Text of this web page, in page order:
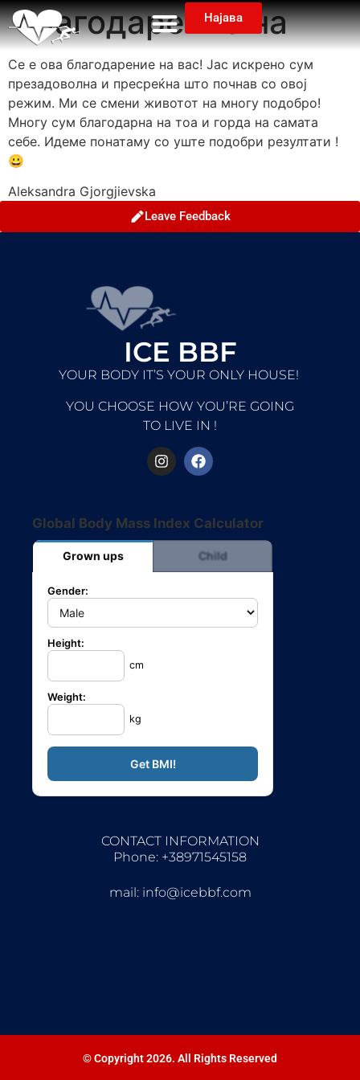
Најава
благодарение на
Се е ова благодарение на вас! Јас искрено сум
презадоволна и пресреќна што почнав со овој
режим. Ми се смени животот на многу подобро!
Многу сум благодарна на тоа и горда на самата
себе. Идеме понатаму со уште подобри резултати !
😀
Aleksandra Gjorgjievska
Leave Feedback
ICE BBF
YOUR BODY IT’S YOUR ONLY HOUSE!
YOU CHOOSE HOW YOU’RE GOING
TO LIVE IN !
Global Body Mass Index Calculator
Grown ups Child
Gender:
Height:
cm
Weight:
kg
CONTACT INFORMATION
Phone: +38971545158
mail: info@icebbf.com
© Copyright 2026. All Rights Reserved